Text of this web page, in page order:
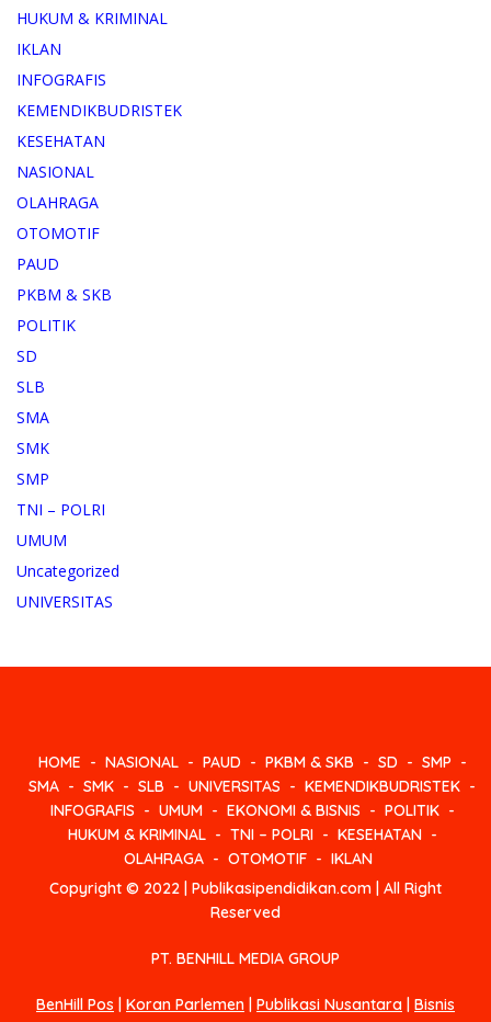
HUKUM & KRIMINAL
IKLAN
INFOGRAFIS
KEMENDIKBUDRISTEK
KESEHATAN
NASIONAL
OLAHRAGA
OTOMOTIF
PAUD
PKBM & SKB
POLITIK
SD
SLB
SMA
SMK
SMP
TNI – POLRI
UMUM
Uncategorized
UNIVERSITAS
HOME NASIONAL PAUD PKBM & SKB SD
SMP
SMA
SMK SLB UNIVERSITAS
KEMENDIKBUDRISTEK
INFOGRAFIS
UMUM EKONOMI & BISNIS
POLITIK
HUKUM & KRIMINAL
TNI – POLRI
KESEHATAN
OLAHRAGA
OTOMOTIF
IKLAN
Copyright © 2022 | Publikasipendidikan.com | All Right
Reserved
PT. BENHILL MEDIA GROUP
BenHill Pos | Koran Parlemen | Publikasi Nusantara | Bisnis